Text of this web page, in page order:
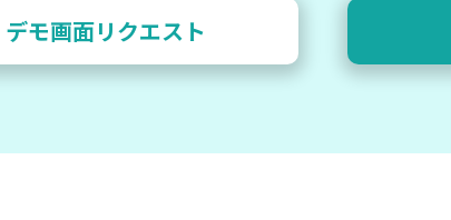
デモ画面リクエスト